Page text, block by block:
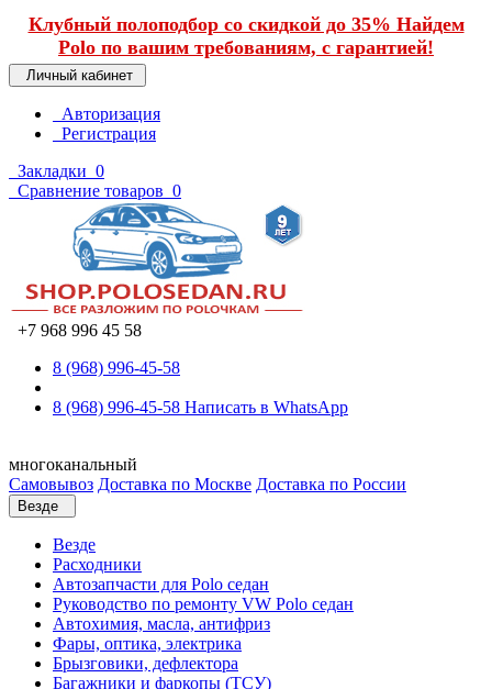
Клубный полоподбор со скидкой до 35% Найдем
Polo по вашим требованиям, с гарантией!
Личный кабинет
Авторизация
Регистрация
Закладки 0
Сравнение товаров 0
+7 968 996 45 58
8 (968) 996-45-58
8 (968) 996-45-58 Написать в WhatsApp
многоканальный
Самовывоз Доставка по Москве Доставка по России
Везде
Везде
Расходники
Автозапчасти для Polo седан
Руководство по ремонту VW Polo седан
Автохимия, масла, антифриз
Фары, оптика, электрика
Брызговики, дефлектора
Багажники и фаркопы (ТСУ)